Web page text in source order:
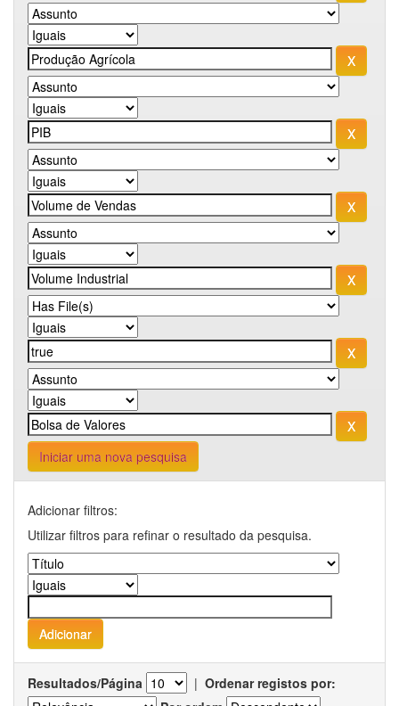
Iniciar uma nova pesquisa
Adicionar filtros:
Utilizar filtros para refinar o resultado da pesquisa.
Resultados/Página | Ordenar registos por: